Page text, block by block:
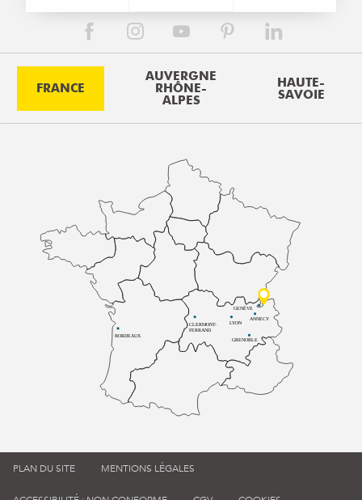
FRANCE
AUVERGNE
RHÔNE-
ALPES
HAUTE-
SAVOIE
BORDEAUX
CLERMONT-
FERRAND
LYON
ANNECY
GRENOBLE
GENÈVE
PLAN DU SITE MENTIONS LÉGALES